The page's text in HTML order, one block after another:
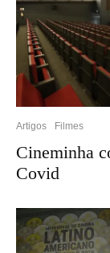
Artigos Filmes
Cineminha
Covid